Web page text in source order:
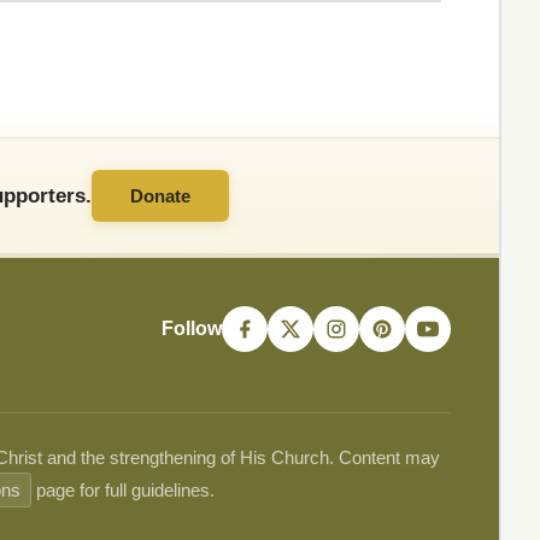
Donate
Follow
and the strengthening of His Church. Content may
page for full guidelines.